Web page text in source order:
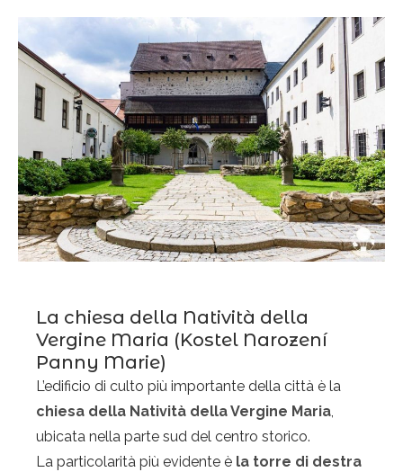
La chiesa della Natività della
Vergine Maria (Kostel Narození
Panny Marie)
L’edificio di culto più importante della città è la
chiesa della Natività della Vergine Maria,
ubicata nella parte sud del centro storico.
La particolarità più evidente è la torre di destra